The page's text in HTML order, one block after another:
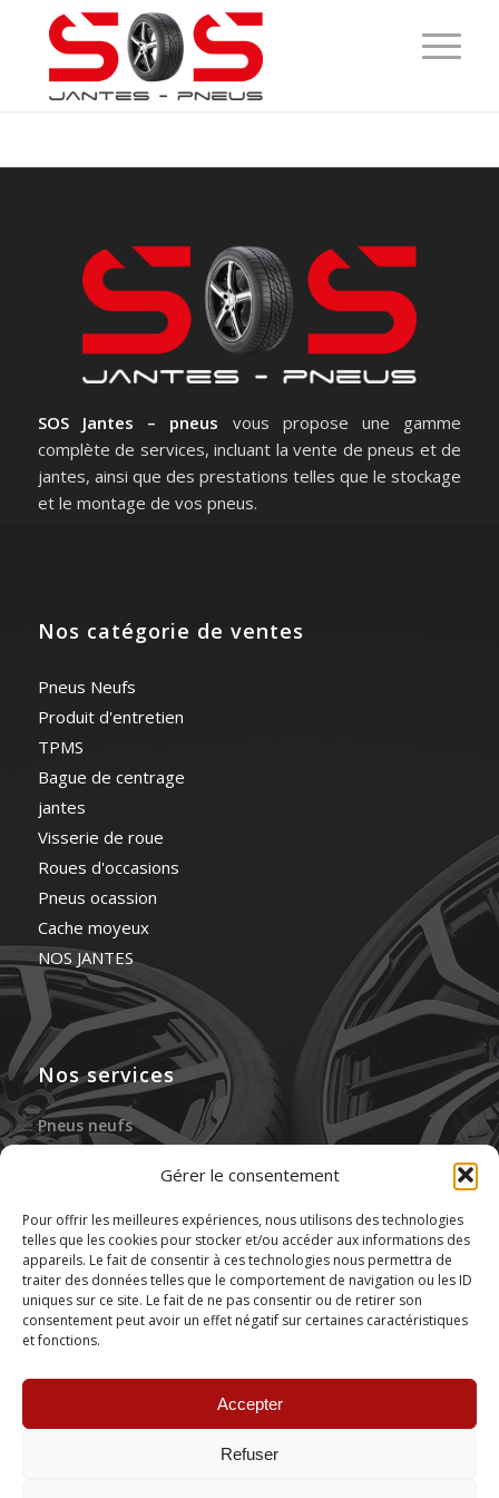
Gérer le consentement
Pour offrir les meilleures expériences, nous utilisons des technologies
telles que les cookies pour stocker et/ou accéder aux informations des
appareils. Le fait de consentir à ces technologies nous permettra de
traiter des données telles que le comportement de navigation ou les ID
uniques sur ce site. Le fait de ne pas consentir ou de retirer son
consentement peut avoir un effet négatif sur certaines caractéristiques
et fonctions.
Accepter
Refuser
SOS Jantes – pneus vous propose une gamme
complète de services, incluant la vente de pneus et de
jantes, ainsi que des prestations telles que le stockage
et le montage de vos pneus.
Nos catégorie de ventes
Pneus Neufs
Produit d'entretien
TPMS
Bague de centrage
jantes
Visserie de roue
Roues d'occasions
Pneus ocassion
Cache moyeux
NOS JANTES
Nos services
Pneus neufs
Gonflage à l’azote
Réparation des pneus
Stockage de pneus
Montage de pneus